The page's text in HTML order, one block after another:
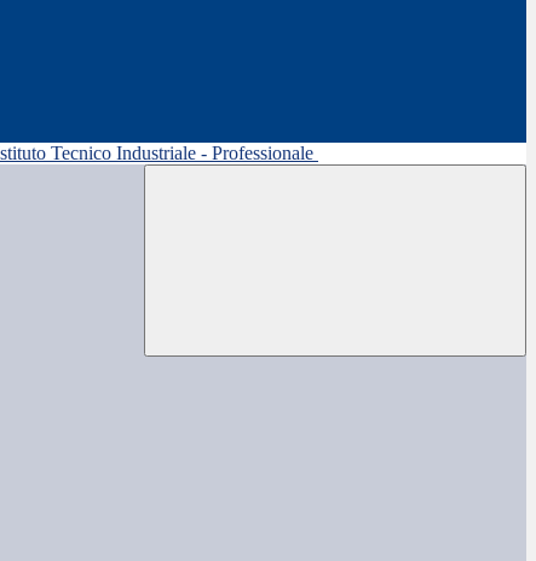
Tecnico Industriale - Professionale